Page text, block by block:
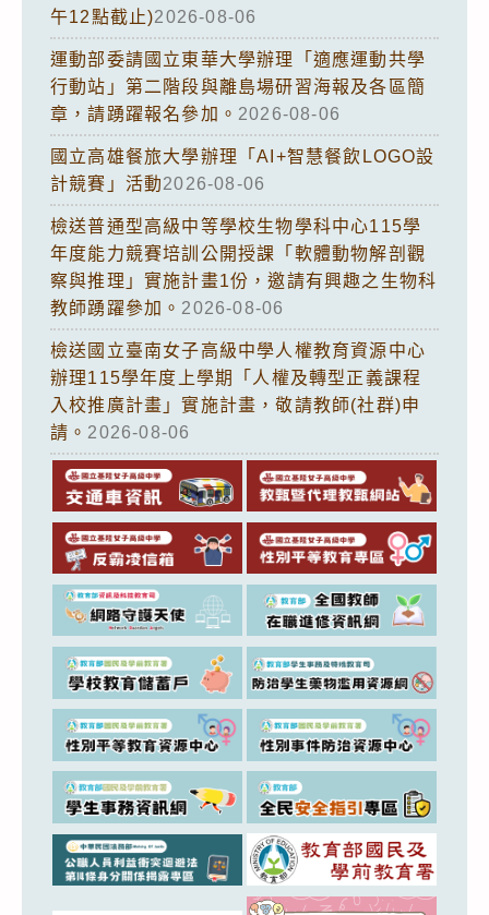
午12點截止)2026-08-06
運動部委請國立東華大學辦理「適應運動共學
行動站」第二階段與離島場研習海報及各區簡
章，請踴躍報名參加。 2026-08-06
國立高雄餐旅大學辦理「AI+智慧餐飲LOGO設
計競賽」活動2026-08-06
檢送普通型高級中等學校生物學科中心115學
年度能力競賽培訓公開授課「軟體動物解剖觀
察與推理」實施計畫1份，邀請有興趣之生物科
教師踴躍參加。 2026-08-06
檢送國立臺南女子高級中學人權教育資源中心
辦理115學年度上學期「人權及轉型正義課程
入校推廣計畫」實施計畫，敬請教師(社群)申
請。 2026-08-06